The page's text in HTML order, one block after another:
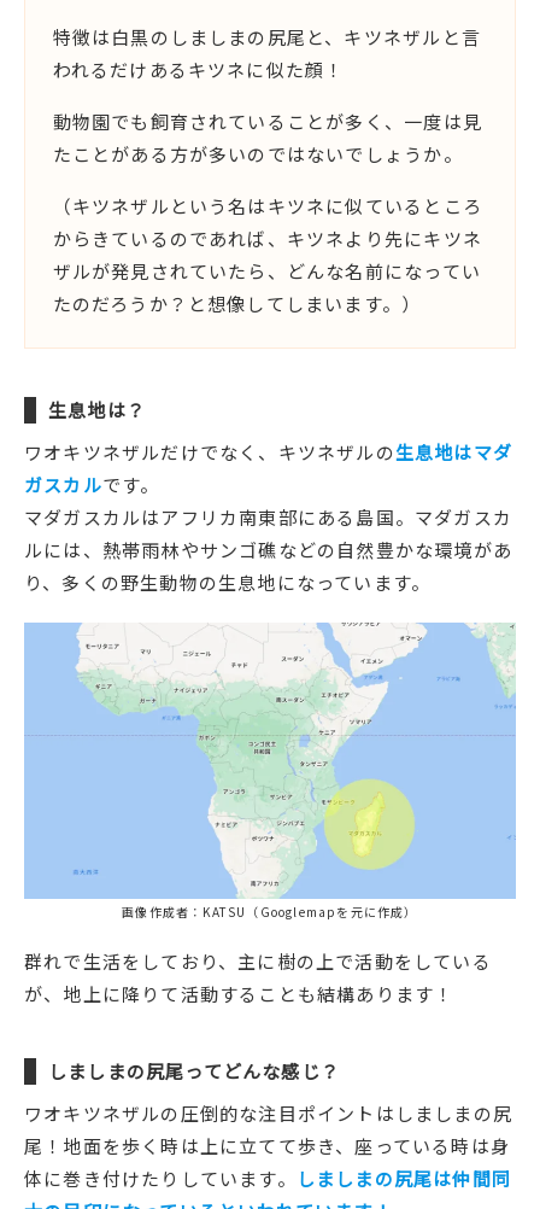
特徴は白黒のしましまの尻尾と、キツネザルと言
われるだけあるキツネに似た顔！
動物園でも飼育されていることが多く、一度は見
たことがある方が多いのではないでしょうか。
（キツネザルという名はキツネに似ているところ
からきているのであれば、キツネより先にキツネ
ザルが発見されていたら、どんな名前になってい
たのだろうか？と想像してしまいます。）
生息地は？
ワオキツネザルだけでなく、キツネザルの生息地はマダ
ガスカルです。
マダガスカルはアフリカ南東部にある島国。マダガスカ
ルには、熱帯雨林やサンゴ礁などの自然豊かな環境があ
り、多くの野生動物の生息地になっています。
画像作成者：KATSU（Googlemapを元に作成）
群れで生活をしており、主に樹の上で活動をしている
が、地上に降りて活動することも結構あります！
しましまの尻尾ってどんな感じ？
ワオキツネザルの圧倒的な注目ポイントはしましまの尻
尾！地面を歩く時は上に立てて歩き、座っている時は身
体に巻き付けたりしています。
しましまの尻尾は仲間同